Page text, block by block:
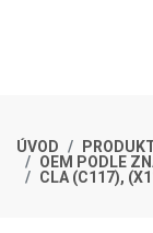
ÚVOD
OEM PODLE
CLA (C117),